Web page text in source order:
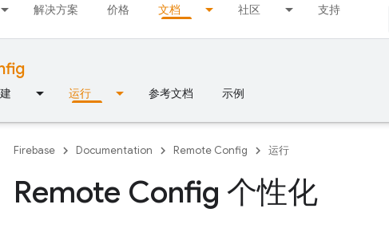
解决方案 价格 文档 社区 支持
运行 参考文档 示例
Firebase Documentation Remote Config 运行
Remote Config 个性化